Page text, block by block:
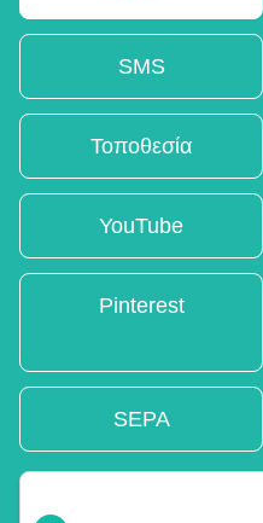
SMS
Τοποθεσία
YouTube
Pinterest
SEPA